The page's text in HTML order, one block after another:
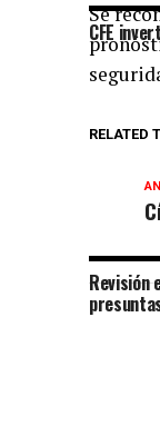
Se
RELATED
CFE
Revisión